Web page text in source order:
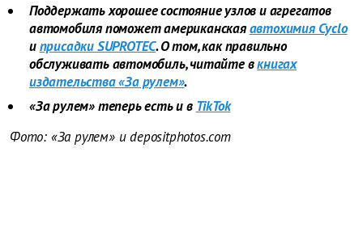
Поддержать хорошее состояние узлов и агрегатов
автомобиля поможет американскаяавтохимия Cyclo
иприсадки SUPROTEC. О том, как правильно
обслуживать автомобиль, читайте вкнигах
издательства «За рулем».
«За рулем» теперь есть и в TikTok
Фото: «За рулем» и depositphotos.com